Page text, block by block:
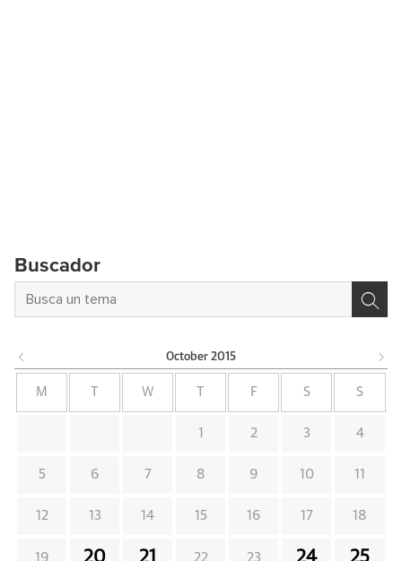
Buscador
October 2015
M W F S S
1 2 3 4
5 6 7 8 9 10 11
12 13 14 15 16 17 18
19 20 21 22 23 24 25